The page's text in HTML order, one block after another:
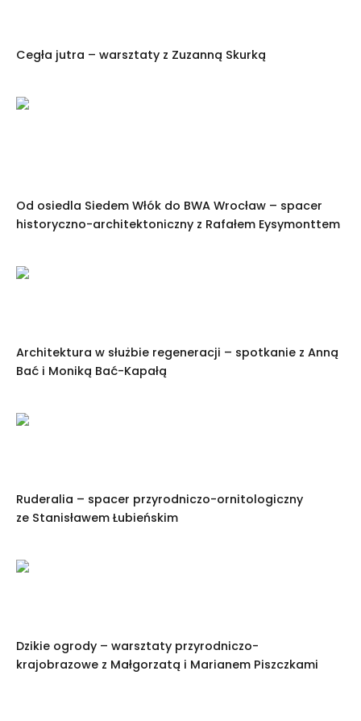
Cegła jutra – warsztaty z Zuzanną Skurką
Od osiedla Siedem Włók do BWA Wrocław – spacer
historyczno-architektoniczny z Rafałem Eysymonttem
Architektura w służbie regeneracji – spotkanie z Anną
Bać i Moniką Bać-Kapałą
Ruderalia – spacer przyrodniczo-ornitologiczny
ze Stanisławem Łubieńskim
Dzikie ogrody – warsztaty przyrodniczo-
krajobrazowe z Małgorzatą i Marianem Piszczkami